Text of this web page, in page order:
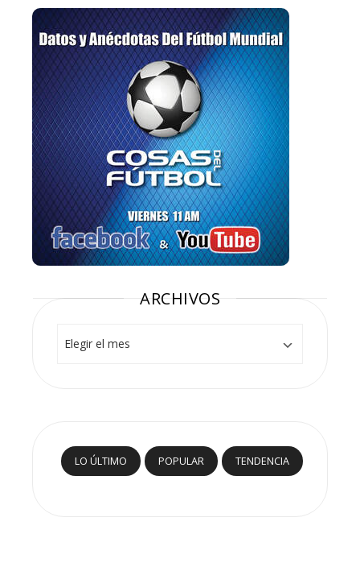
ARCHIVOS
LO ÚLTIMO POPULAR TENDENCIA